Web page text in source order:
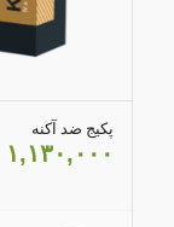
پکیج ضد آکنه
۱,۱۳۰,۰۰۰